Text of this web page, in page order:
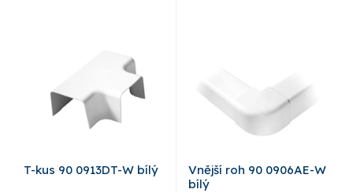
T-kus 90 0913DT-W bílý
Vnější roh 90 0906AE-W
bílý